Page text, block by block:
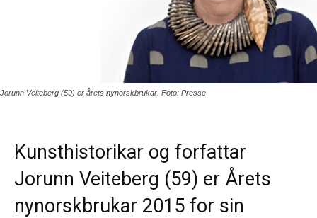
Jorunn Veiteberg (59) er årets nynorskbrukar. Foto: Presse
Kunsthistorikar og forfattar
Jorunn Veiteberg (59) er Årets
nynorskbrukar 2015 for sin